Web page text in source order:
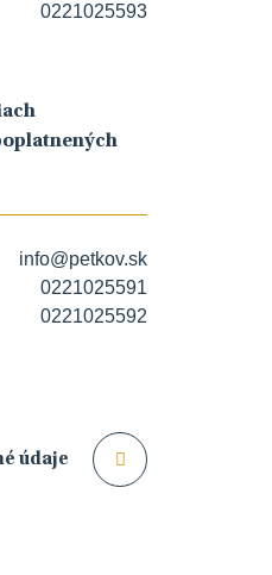
0221025593
info@petkov.sk
0221025591
0221025592
údaje